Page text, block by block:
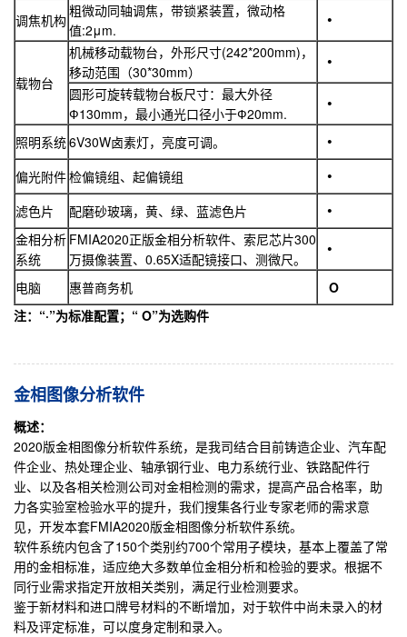
调焦机构
粗微动同轴调焦，带锁紧装置，微动格
值:2μm.
载物台
机械移动载物台，外形尺寸(242*200mm)，
移动范围（30*30mm）
圆形可旋转载物台板尺寸：最大外径
Ф130mm，最小通光口径小于Ф20mm.
照明系统6V30W卤素灯，亮度可调。
偏光附件检偏镜组、起偏镜组
滤色片
配磨砂玻璃，黄、绿、蓝滤色片
金相分析
系统
FMIA2020正版金相分析软件、索尼芯片300
万摄像装置、0.65X适配镜接口、测微尺。
电脑
惠普商务机
O
注：“·”为标准配置；“ O”为选购件
金相图像分析软件
概述：
2020版金相图像分析软件系统，是我司结合目前铸造企业、汽车配
件企业、热处理企业、轴承钢行业、电力系统行业、铁路配件行
业、以及各相关检测公司对金相检测的需求，提高产品合格率，助
力各实验室检验水平的提升，我们搜集各行业专家老师的需求意
见，开发本套FMIA2020版金相图像分析软件系统。
软件系统内包含了150个类别约700个常用子模块，基本上覆盖了常
用的金相标准，适应绝大多数单位金相分析和检验的要求。根据不
同行业需求指定开放相关类别，满足行业检测要求。
鉴于新材料和进口牌号材料的不断增加，对于软件中尚未录入的材
料及评定标准，可以度身定制和录入。